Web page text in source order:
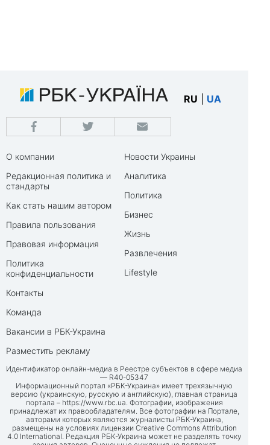
RU UA
О компании
Редакционная политика и
стандарты
Как стать нашим автором
Правила пользования
Правовая информация
Политика
конфиденциальности
Контакты
Команда
Вакансии в РБК-Украина
Разместить рекламу
Новости Украины
Аналитика
Политика
Бизнес
Жизнь
Развлечения
Lifestyle
Идентификатор онлайн-медиа в Реестре субъектов в сфере медиа
— R40-05347
Информационный портал «РБК-Украина» имеет трехязычную
версию (украинскую, русскую и английскую), главная страница
портала – https://www.rbc.ua. Фотографии, изображения
принадлежат их правообладателям. Все фотографии на Портале,
авторами которых являются журналисты РБК-Украина,
размещены на условиях лицензии Creative Commons Attribution
4.0 International. Редакция РБК-Украина может не разделять точку